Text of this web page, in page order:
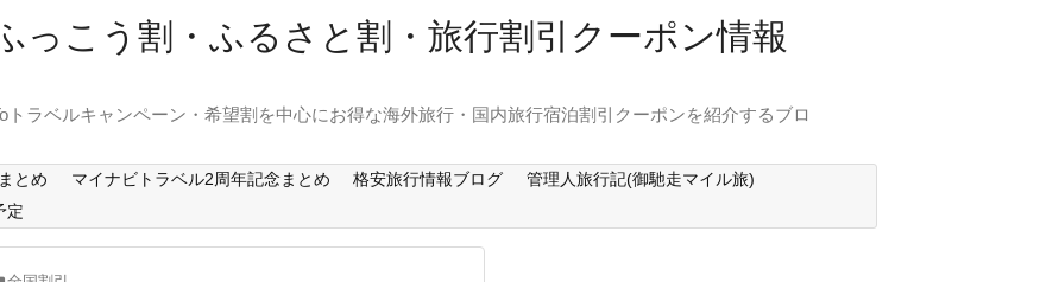
っこう割・ふるさと割・旅行割引クーポン情報
ラベルキャンペーン・希望割を中心にお得な海外旅行・国内旅行宿泊割引クーポンを紹介するブロ
とめ マイナビトラベル2周年記念まとめ 格安旅行情報ブログ
管理人旅行記(御馳走マイル旅)
定